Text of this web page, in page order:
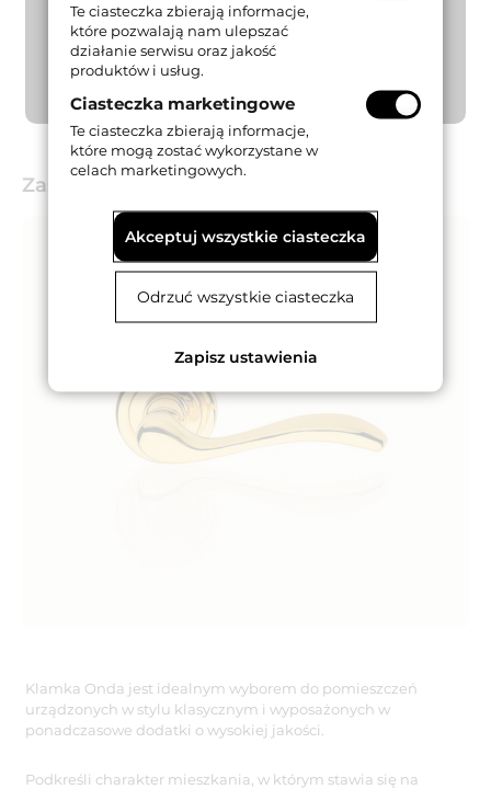
Zastosowanie
Klamka Onda jest idealnym wyborem do pomieszczeń
urządzonych w stylu klasycznym i wyposażonych w
ponadczasowe dodatki o wysokiej jakości.
Podkreśli charakter mieszkania, w którym stawia się na
Te ciasteczka zbierają informacje,
które pozwalają nam ulepszać
działanie serwisu oraz jakość
produktów i usług.
Ciasteczka marketingowe
Te ciasteczka zbierają informacje,
które mogą zostać wykorzystane w
celach marketingowych.
Akceptuj wszystkie ciasteczka
Odrzuć wszystkie ciasteczka
Zapisz ustawienia